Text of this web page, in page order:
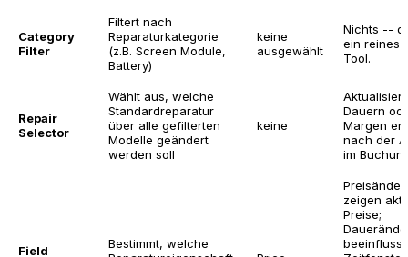
Category
Filter
Filtert nach
Reparaturkategorie
(z.B. Screen Module,
Battery)
keine
ausgewählt
Nichts --
ein reines
Tool.
Repair
Selector
Wählt aus, welche
Standardreparatur
über alle gefilterten
Modelle geändert
werden soll
keine
Dauern
Margen
nach der
im
Field
Bestimmt, welche
zeigen
Preise;